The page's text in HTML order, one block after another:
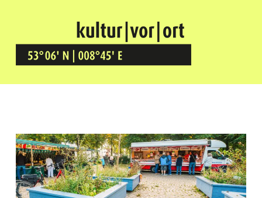
Kultur Vor Ort
BREMEN GRÖPELINGEN